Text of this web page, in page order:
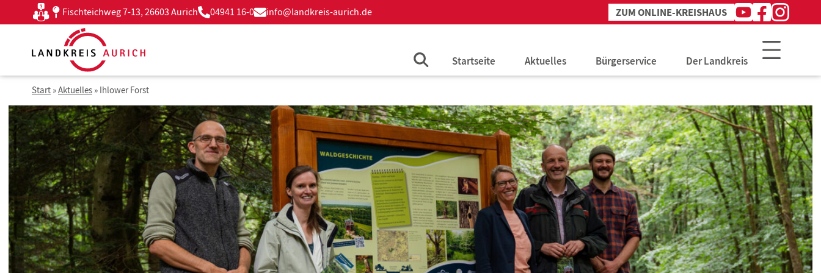
Inhalt
KontaktFischteichweg 7-13, 26603 Aurich 04941 16-0 info@landkreis-aurich.de ZUM ONLINE-KREISHAUS Youtube
Landkreises
Facebook
des
Landkreises
Instagram
des
Landkreises
Startseite Aktuelles
Ausschreibungen
Bekanntmachungen
Amtsblätter
Bürgerservice
Bauen & Umwelt
Bildung & Schulen
Gesundheit & Prävention
Jugend & Familie
ÖPNV & Verkehr
Ordnung & Veterinär
Der Landkreis
Jobs & Karriere
Politik
Start »Aktuelles » Ihlower Forst